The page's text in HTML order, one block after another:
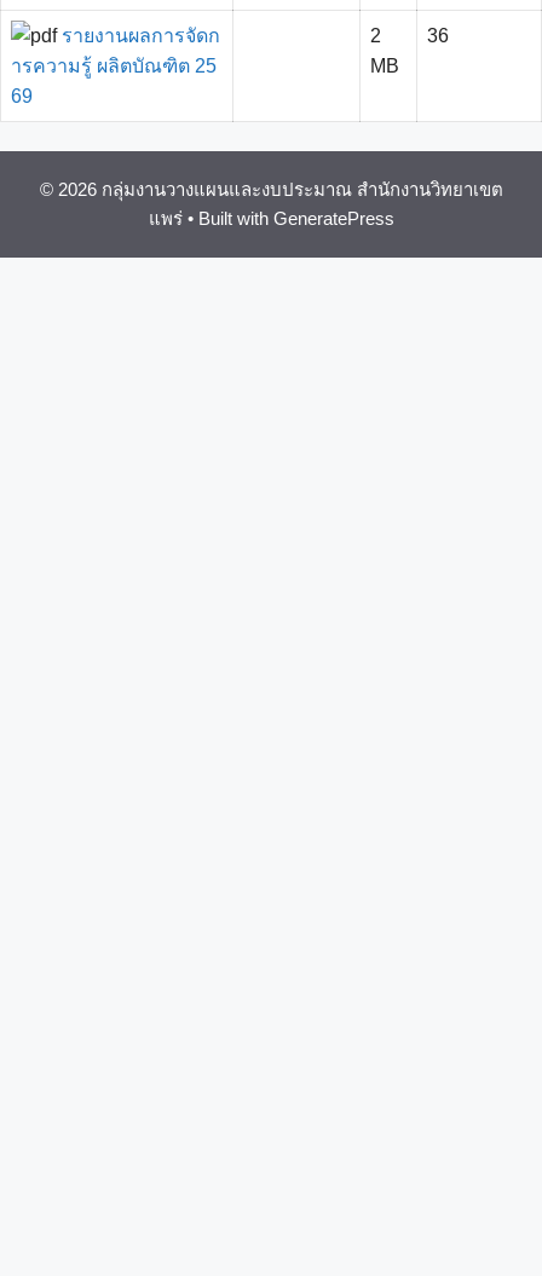
รายงานผลการจัดก
ารความรู้ ผลิตบัณฑิต 25
69
2
MB
36
© 2026 กลุ่มงานวางแผนและงบประมาณ สำนักงานวิทยาเขต
แพร่• Built with GeneratePress